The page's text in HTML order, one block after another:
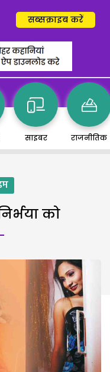
सब्सक्राइब करें
साइबर राजनीतिक
को